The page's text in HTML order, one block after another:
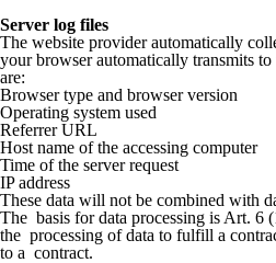
Server log files
The website provider automatically
your browser automatically transmits
are:
Browser type and browser version
Operating system used
Referrer URL
Host name of the accessing computer
Time of the server request
IP address
These data will not be combined with
The basis for data processing is Art.
the processing of data to fulfill a
to a contract.